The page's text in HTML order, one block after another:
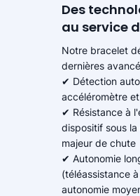
Des
au service
Notre bracelet
dernières
✔ Détection
accéléromètre
✔ Résistance à
dispositif sous
majeur de chute
✔ Autonomie
(téléassistance
autonomie